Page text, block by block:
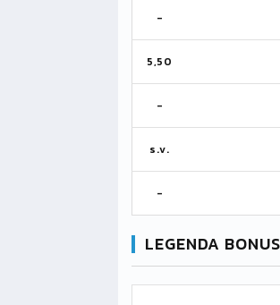
-
5,50
-
s.v.
-
LEGENDA